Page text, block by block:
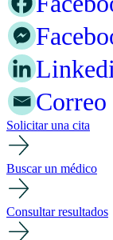
Solicitar una cita
Buscar un médico
Consultar resultados